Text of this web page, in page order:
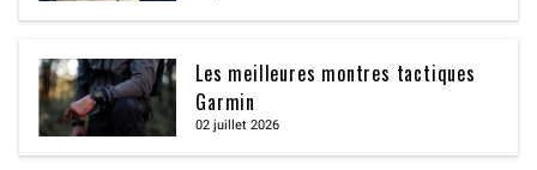
Les meilleures montres tactiques
Garmin
02 juillet 2026